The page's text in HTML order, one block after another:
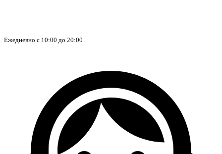
Ежедневно с 10:00 до 20:00